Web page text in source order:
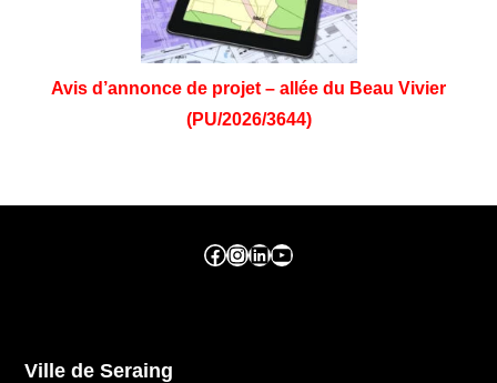
Avis d’annonce de projet – allée du Beau Vivier
(PU/2026/3644)
Facebook ville de seraing Instragram ville de seraing linkedin – ville de seraing YouTube
Ville de Seraing